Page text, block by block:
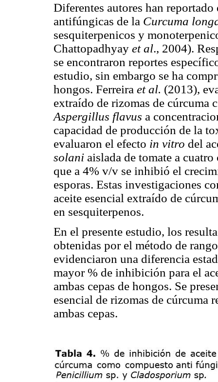
Diferentes autores han
antifúngicas de la Curcuma
sesquiterpenicos y
Chattopadhyay et al., 2004).
se encontraron reportes
estudio, sin embargo se ha
hongos. Ferreira et al. (2013),
extraído de rizomas de cúrcuma
Aspergillus flavus a
capacidad de producción de la
evaluaron el efecto in vitro del
solani aislada de tomate a
que a 4% v/v se inhibió el
esporas. Estas investigaciones
aceite esencial extraído de
en sesquiterpenos.
En el presente estudio, los
obtenidas por el método de
evidenciaron una diferencia
mayor % de inhibición para el
ambas cepas de hongos. Se
esencial de rizomas de cúrcuma
ambas cepas.